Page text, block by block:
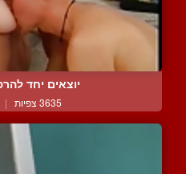
יוצאים יחד
3635 צפיות |